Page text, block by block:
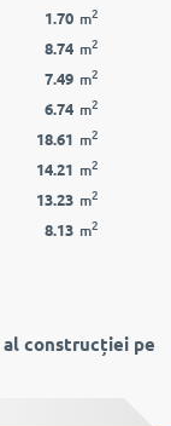
1.70 m2
8.74 m2
7.49 m2
6.74 m2
18.61 m2
14.21 m2
13.23 m2
8.13 m2
al construcției pe